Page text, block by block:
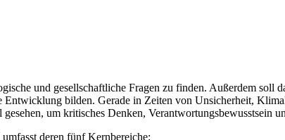
und gesellschaftliche Fragen zu finden. Außerdem soll
bilden. Gerade in Zeiten von Unsicherheit,
um kritisches Denken, Verantwortungsbewusstsein
deren fünf Kernbereiche: